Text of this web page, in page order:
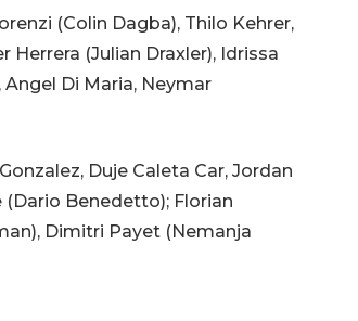
(Colin Dagba), Thilo Kehrer,
Herrera (Julian Draxler), Idrissa
Angel Di Maria, Neymar
Duje Caleta Car, Jordan
(Dario Benedetto); Florian
Dimitri Payet (Nemanja